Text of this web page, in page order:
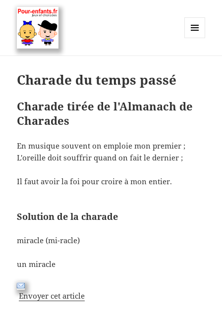
devinettes, pour enfants.
Charade du temps passé
Charade tirée de l'Almanach de
Charades
En musique souvent on emploie mon premier ;
L'oreille doit souffrir quand on fait le dernier ;
Il faut avoir la foi pour croire à mon entier.
Solution de la charade
miracle (mi-racle)
un miracle
Envoyer cet article